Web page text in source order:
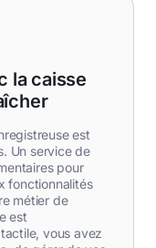
la caisse
est
Un service de
pour
fonctionnalités
métier de
est
vous avez